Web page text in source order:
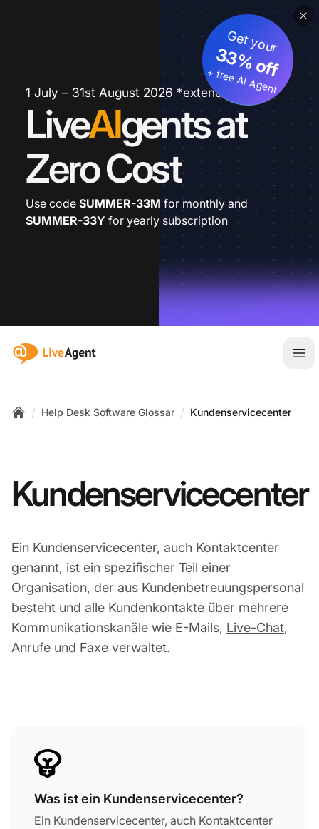
1 July – 31st August 2026 *extended
LiveAIgents at
Zero Cost
Get your
33% off
+ free AI Agent
Use code SUMMER-33M for monthly and
SUMMER-33Y for yearly subscription
:site.title
/ Help Desk Software Glossar / Kundenservicecenter
Kundenservicecenter
Ein Kundenservicecenter, auch Kontaktcenter
genannt, ist ein spezifischer Teil einer
Organisation, der aus Kundenbetreuungspersonal
besteht und alle Kundenkontakte über mehrere
Kommunikationskanäle wie E-Mails, Live-Chat,
Anrufe und Faxe verwaltet.
Was ist ein Kundenservicecenter?
Ein Kundenservicecenter, auch Kontaktcenter